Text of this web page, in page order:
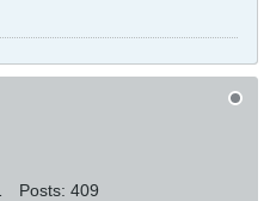
Posts: 409